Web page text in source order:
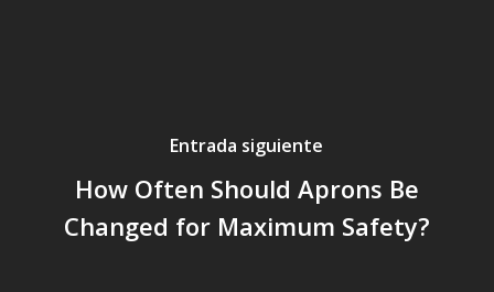
Entrada siguiente
How Often Should Aprons Be
Changed for Maximum Safety?